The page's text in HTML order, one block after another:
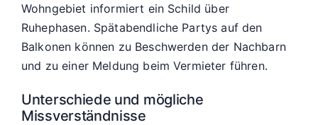
Wohngebiet informiert ein Schild über
Ruhephasen. Spätabendliche Partys auf den
Balkonen können zu Beschwerden der Nachbarn
und zu einer Meldung beim Vermieter führen.
Unterschiede und mögliche
Missverständnisse